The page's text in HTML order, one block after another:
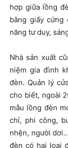
hợp giữa lồng
bằng giấy
năng tư duy,
Nhà sản xuất
niệm gia đình
đèn. Quản lý
cho biết, ngoài
mẫu lồng đèn
chỉ, phi công,
nhện, người
đèn có hai loại